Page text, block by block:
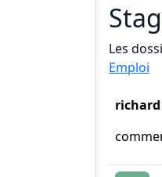
Les
Emploi
richard